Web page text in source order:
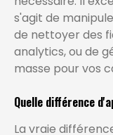
s'agit de
de nettoyer des
analytics, ou de
masse pour vos
Quelle différence
La vraie